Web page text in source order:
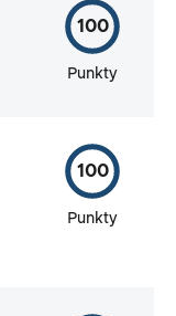
100
Punkty
100
Punkty